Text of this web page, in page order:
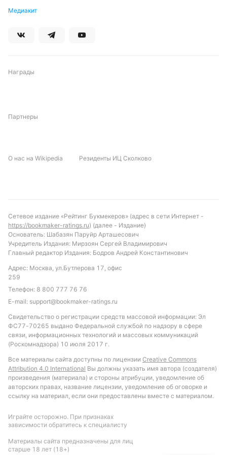
На победу «Хебберн Таун» дают коэффициент 4,00,
Медиакит
Награды
Партнеры
О нас на Wikipedia Резиденты ИЦ Сколково
Сетевое издание «Рейтинг Букмекеров» (адрес в сети Интернет -
https://bookmaker-ratings.ru) (далее - Издание)
Основатель: Шабазян Паруйр Арташесович
Учредитель Издания: Мирзоян Сергей Владимирович
Главный редактор Издания: Бодров Андрей Константинович
Адрес: Москва, ул.Бутлерова 17, офис
259
Телефон: 8 800 777 76 76
E-mail: support@bookmaker-ratings.ru
Свидетельство о регистрации средств массовой информации: Эл
ФС77-70265 выдано Федеральной службой по надзору в сфере
связи, информационных технологий и массовых коммуникаций
(Роскомнадзора) 10 июля 2017 г.
Все материалы сайта доступны по лицензии Creative Commons
Attribution 4.0 International Вы должны указать имя автора (создателя)
произведения (материала) и стороны атрибуции, уведомление об
авторских правах, название лицензии, уведомление об оговорке и
ссылку на материал, если они предоставлены вместе с материалом.
Играйте осторожно. При признаках
зависимости обратитесь к специалисту
Материалы сайта предназначены для лиц
старше 18 лет (18+)